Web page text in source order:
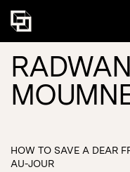
HOW TO SAVE A DEAR
AU-JOUR